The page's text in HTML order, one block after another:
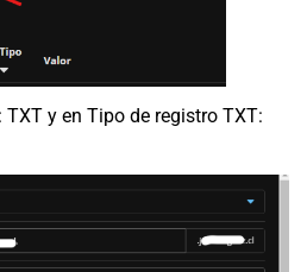
y en Tipo de registro TXT: